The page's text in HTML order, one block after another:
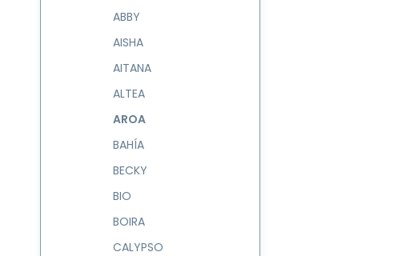
ABBY
AISHA
AITANA
ALTEA
AROA
BAHÍA
BECKY
BIO
BOIRA
CALYPSO